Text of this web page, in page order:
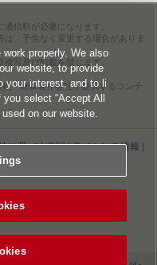
信料が必要になります。
、予告なく変更する場合がありま
写及び転載を禁じます。
・映像製作会社が提供するコンテ
に基づく表記|ライセンス情報
properly. We also
website, to provide
your interest, and to li
select “Accept All
on our website.